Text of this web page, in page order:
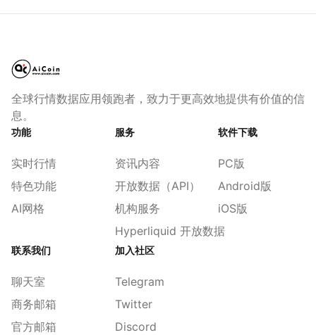
全球行情数据应用领跑者，致力于更高效地提供有价值的信
息。
功能
实时行情
特色功能
AI网格
服务
资讯内容
开放数据（API）
机构服务
Hyperliquid 开放数据
软件下载
PC版
Android版
iOS版
联系我们
聊天室
商务邮箱
官方邮箱
加入社区
Telegram
Twitter
Discord